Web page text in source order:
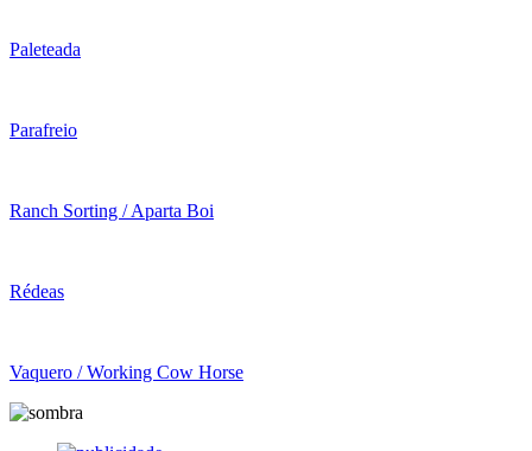
Paleteada
Parafreio
Ranch Sorting / Aparta Boi
Rédeas
Vaquero / Working Cow Horse